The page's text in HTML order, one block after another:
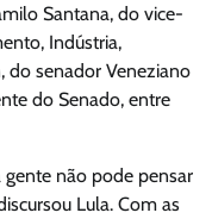
Santana, do vice-
Indústria,
do senador Veneziano
do Senado, entre
gente não pode pensar
Lula. Com as